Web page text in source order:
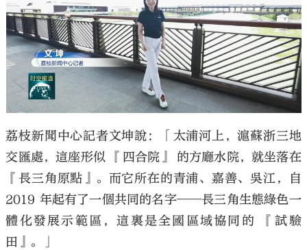
荔枝新聞中心記者文坤說：「太浦河上，滬蘇浙三地
交匯處，這座形似 『四合院』 的方廳水院，就坐落在
『長三角原點』。而它所在的青浦、嘉善、吳江，自
2019 年起有了一個共同的名字——長三角生態綠色一
體化發展示範區，這裏是全國區域協同的 『試驗
田』。」